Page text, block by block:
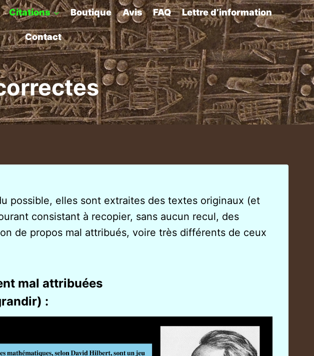
Citations Boutique Avis FAQ Lettre d’information
Contact
possible, elles sont extraites des textes originaux (et
consistant à recopier, sans aucun recul, des
de propos mal attribués, voire très différents de ceux
mal attribuées
: